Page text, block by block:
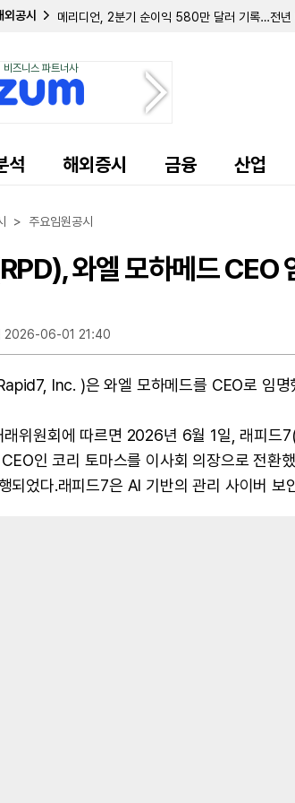
공시
메리디언, 2분기 순이익 580만 달러 기록…전년
메인스트리트 뱅크셰어스, 2분기 순이익 467만
스펙트럼 브랜즈, 오크트리서 HPC 사업 1억
워딩턴 엔터프라이즈, 캐나코드 제뉴이티 연례 성
HSBC 홀딩스, 총 67억 5000만 달러 규모 선순
알셋 인터내셔널, HWH 인터내셔널 주식 32만
비즈니스 파트너사
석 해외증시 금융 산업
> 주요임원공시
와엘 모하메드 CEO
2026-06-01 21:40
Inc. )은 와엘 모하메드를 CEO로 임
래위원회에 따르면 2026년 6월 1일, 래피드
인 코리 토마스를 이사회 의장으로 전환
되었다.래피드7은 AI 기반의 관리 사이버 보